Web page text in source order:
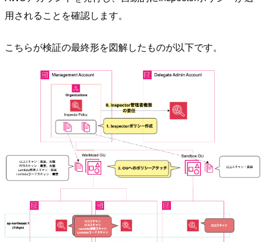
用されることを確認します。
こちらが検証の最終形を図解したものが以下です。